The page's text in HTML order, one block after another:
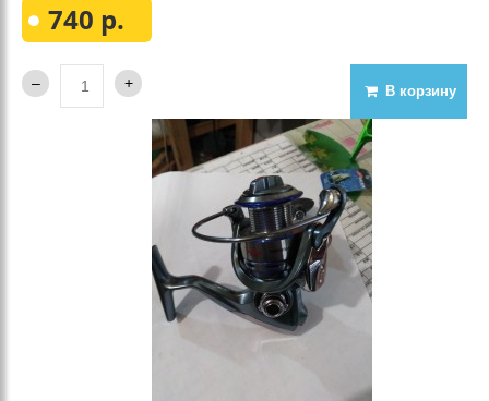
740 р.
В корзину